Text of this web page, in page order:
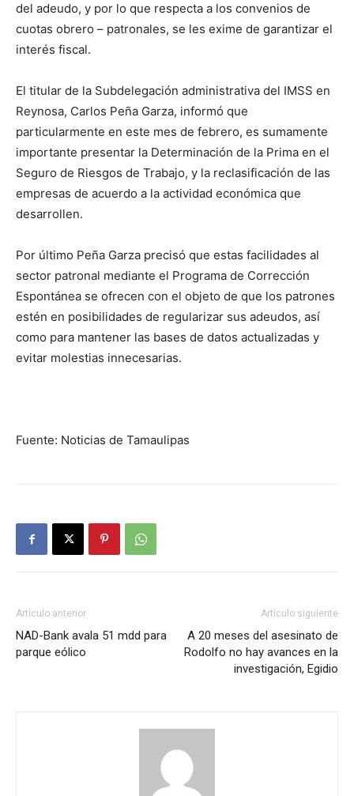
del adeudo, y por lo que respecta a los convenios de
cuotas obrero – patronales, se les exime de garantizar el
interés fiscal.
El titular de la Subdelegación administrativa del IMSS en
Reynosa, Carlos Peña Garza, informó que
particularmente en este mes de febrero, es sumamente
importante presentar la Determinación de la Prima en el
Seguro de Riesgos de Trabajo, y la reclasificación de las
empresas de acuerdo a la actividad económica que
desarrollen.
Por último Peña Garza precisó que estas facilidades al
sector patronal mediante el Programa de Corrección
Espontánea se ofrecen con el objeto de que los patrones
estén en posibilidades de regularizar sus adeudos, así
como para mantener las bases de datos actualizadas y
evitar molestias innecesarias.
Fuente: Noticias de Tamaulipas
Artículo anterior
NAD-Bank avala 51 mdd para
parque eólico
Artículo siguiente
A 20 meses del asesinato de
Rodolfo no hay avances en la
investigación, Egidio